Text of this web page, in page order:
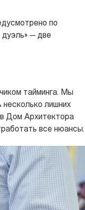
по
— две
тайминга. Мы
несколько лишних
Дом Архитектора
все нюансы.